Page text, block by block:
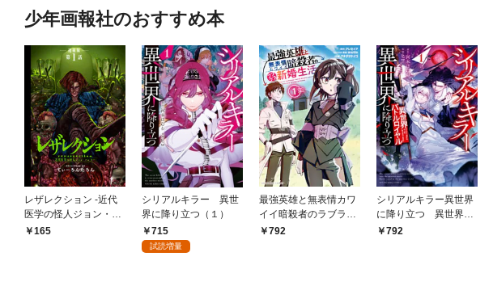
少年画報社のおすすめ本
レザレクション -近代
医学の怪人ジョン・ハ
ンター- 連載版 第1話
165
シリアルキラー 異世
界に降り立つ（１）
715
試読増量
最強英雄と無表情カワ
イイ暗殺者のラブラブ
新婚生活 １巻
792
シリアルキラー異世界
に降り立つ 異世界バ
トルロイヤル1巻
792